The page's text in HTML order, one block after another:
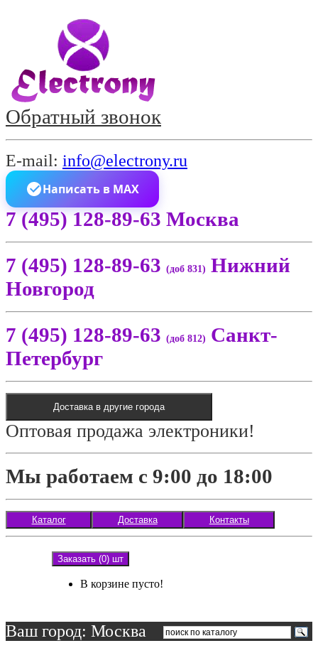
Обратный звонок
E-mail: info@electrony.ru
Написать в MAX
7 (495) 128-89-63 Москва
7 (495) 128-89-63 (доб 831) Нижний
Новгород
7 (495) 128-89-63 (доб 812) Санкт-
Петербург
Доставка в другие города
Оптовая продажа электроники!
Мы работаем с 9:00 до 18:00
Каталог Доставка Контакты
Заказать (0) шт
В корзине пусто!
Ваш город: Москва